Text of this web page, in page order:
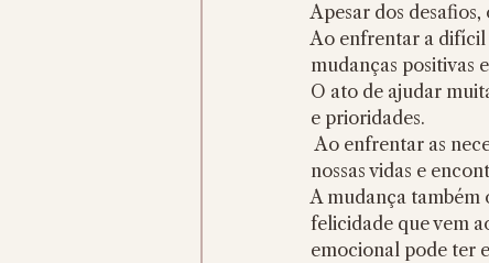
Apesar dos
Ao enfrentar a difícil
mudanças positivas
O ato de ajudar
e prioridades.
Ao enfrentar as necessidades dos outros, podemos reavaliar o que realmente importa em
nossas vidas e
A mudança também
felicidade que vem
emocional pode ter